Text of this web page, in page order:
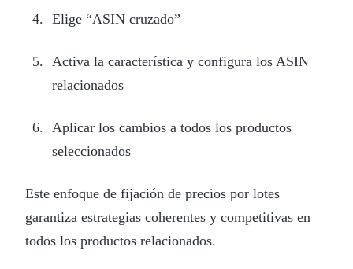
Elige “ASIN cruzado”
Activa la característica y configura los ASIN
relacionados
Aplicar los cambios a todos los productos
seleccionados
Este enfoque de fijación de precios por lotes
garantiza estrategias coherentes y competitivas en
todos los productos relacionados.